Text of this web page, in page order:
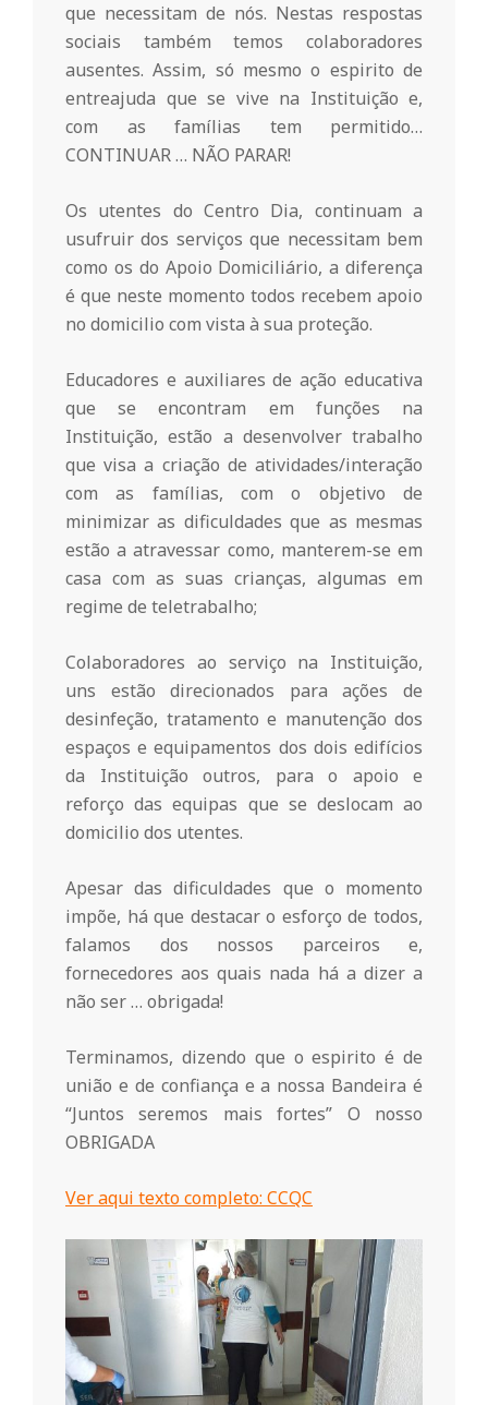
que necessitam de nós. Nestas respostas
sociais também temos colaboradores
ausentes. Assim, só mesmo o espirito de
entreajuda que se vive na Instituição e,
com as famílias tem permitido…
CONTINUAR … NÃO PARAR!
Os utentes do Centro Dia, continuam a
usufruir dos serviços que necessitam bem
como os do Apoio Domiciliário, a diferença
é que neste momento todos recebem apoio
no domicilio com vista à sua proteção.
Educadores e auxiliares de ação educativa
que se encontram em funções na
Instituição, estão a desenvolver trabalho
que visa a criação de atividades/interação
com as famílias, com o objetivo de
minimizar as dificuldades que as mesmas
estão a atravessar como, manterem-se em
casa com as suas crianças, algumas em
regime de teletrabalho;
Colaboradores ao serviço na Instituição,
uns estão direcionados para ações de
desinfeção, tratamento e manutenção dos
espaços e equipamentos dos dois edifícios
da Instituição outros, para o apoio e
reforço das equipas que se deslocam ao
domicilio dos utentes.
Apesar das dificuldades que o momento
impõe, há que destacar o esforço de todos,
falamos dos nossos parceiros e,
fornecedores aos quais nada há a dizer a
não ser … obrigada!
Terminamos, dizendo que o espirito é de
união e de confiança e a nossa Bandeira é
“Juntos seremos mais fortes” O nosso
OBRIGADA
Ver aqui texto completo: CCQC